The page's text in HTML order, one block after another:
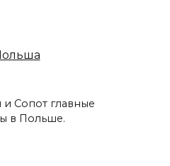
и Сопот главные
в Польше.